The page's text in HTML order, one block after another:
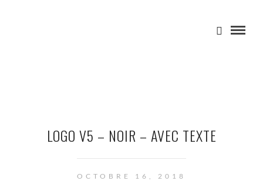
LOGO V5 – NOIR – AVEC TEXTE
OCTOBRE 16, 2018